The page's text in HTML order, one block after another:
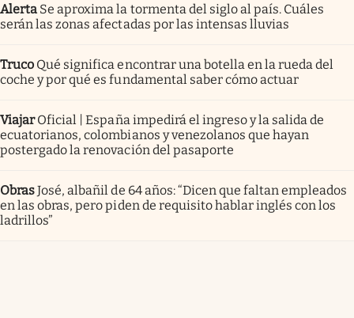
Alerta Se aproxima la tormenta del siglo al país. Cuáles
serán las zonas afectadas por las intensas lluvias
Truco Qué significa encontrar una botella en la rueda del
coche y por qué es fundamental saber cómo actuar
Viajar Oficial | España impedirá el ingreso y la salida de
ecuatorianos, colombianos y venezolanos que hayan
postergado la renovación del pasaporte
ObrasJosé, albañil de 64 años: “Dicen que faltan empleados
en las obras, pero piden de requisito hablar inglés con los
ladrillos”